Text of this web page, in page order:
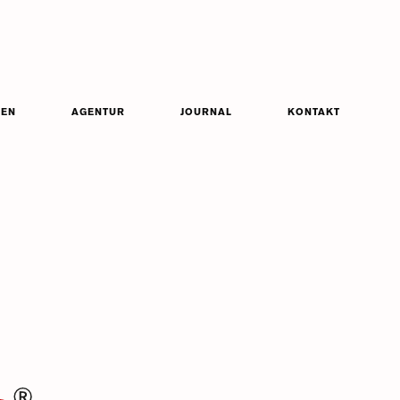
AGENTUR JOURNAL KONTAKT